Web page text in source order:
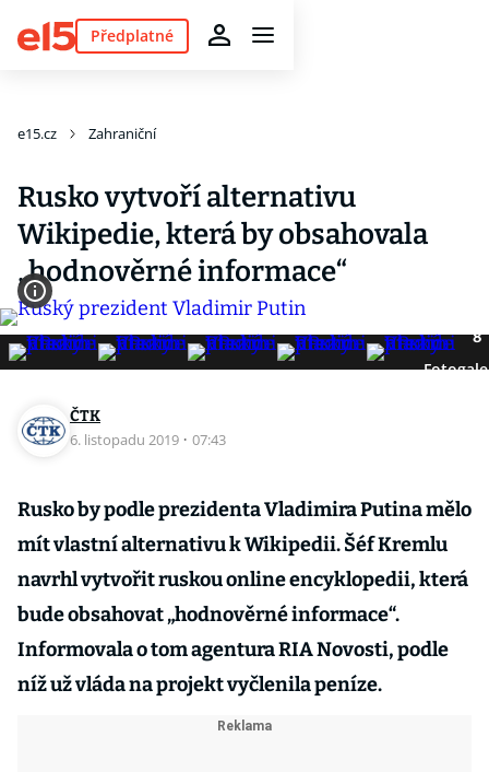
Předplatné
e15.cz Zahraniční
Rusko vytvoří alternativu
Wikipedie, která by obsahovala
„hodnověrné informace“
8
ČTK
6. listopadu 2019 · 07:43
Rusko by podle prezidenta Vladimira Putina mělo
mít vlastní alternativu k Wikipedii. Šéf Kremlu
navrhl vytvořit ruskou online encyklopedii, která
bude obsahovat „hodnověrné informace“.
Informovala o tom agentura RIA Novosti, podle
níž už vláda na projekt vyčlenila peníze.